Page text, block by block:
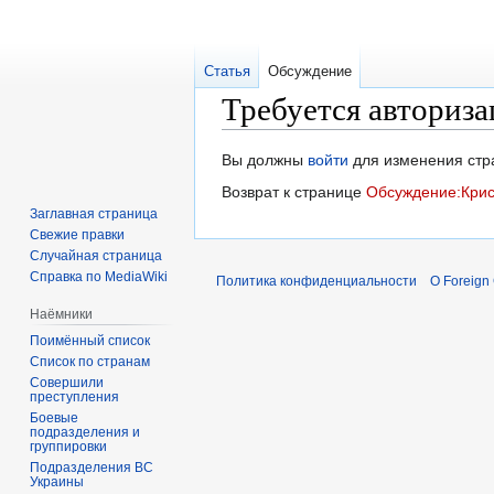
Требуется
Перейти
к
Перейти
к
Вы должны войти для изменения
Возврат к странице
Статья Обсуждение
Заглавная страница
Свежие правки
Случайная страница
Справка по MediaWiki
Наёмники
Поимённый список
Список по странам
Совершили
преступления
Боевые
подразделения и
группировки
Подразделения ВС
Украины
Политика конфиденциальности О Foreign